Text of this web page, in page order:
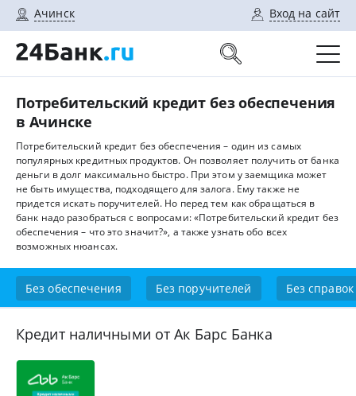
Ачинск Вход на сайт
Потребительский кредит без обеспечения
в Ачинске
Потребительский кредит без обеспечения – один из самых
популярных кредитных продуктов. Он позволяет получить от банка
деньги в долг максимально быстро. При этом у заемщика может
не быть имущества, подходящего для залога. Ему также не
придется искать поручителей. Но перед тем как обращаться в
банк надо разобраться с вопросами: «Потребительский кредит без
обеспечения – что это значит?», а также узнать обо всех
возможных нюансах.
Без обеспечения Без поручителей Без справок
Кредит наличными от Ак Барс Банка